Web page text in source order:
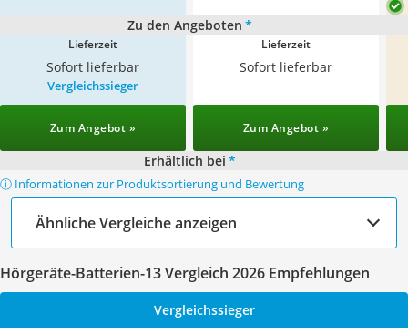
Zu den Angeboten *
Lieferzeit
Sofort lieferbar
Lieferzeit
Sofort lieferbar
Vergleichssieger
Zum Angebot » Zum Angebot »
Erhältlich bei *
ⓘ Informationen zur Produktsortierung und Bewertung
Ähnliche Vergleiche anzeigen
Hörgeräte-Batterien-13 Vergleich 2026 Empfehlungen
Vergleichssieger